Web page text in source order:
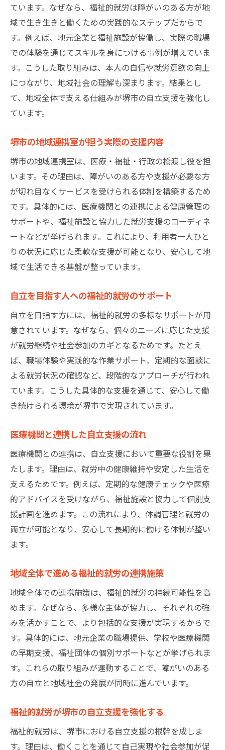
ています。なぜなら、福祉的就労は障がいのある方が地
域で生き生きと働くための実践的なステップだからで
す。例えば、地元企業と福祉施設が協働し、実際の職場
での体験を通じてスキルを身につける事例が増えていま
す。こうした取り組みは、本人の自信や就労意欲の向上
につながり、地域社会の理解も深まります。結果とし
て、地域全体で支える仕組みが堺市の自立支援を強化し
ています。
堺市の地域連携室が担う実際の支援内容
堺市の地域連携室は、医療・福祉・行政の橋渡し役を担
います。その理由は、障がいのある方や支援が必要な方
が切れ目なくサービスを受けられる体制を構築するため
です。具体的には、医療機関との連携による健康管理の
サポートや、福祉施設と協力した就労支援のコーディネ
ートなどが挙げられます。これにより、利用者一人ひと
りの状況に応じた柔軟な支援が可能となり、安心して地
域で生活できる基盤が整っています。
自立を目指す人への福祉的就労のサポート
自立を目指す方には、福祉的就労の多様なサポートが用
意されています。なぜなら、個々のニーズに応じた支援
が就労継続や社会参加のカギとなるためです。たとえ
ば、職場体験や実践的な作業サポート、定期的な面談に
よる就労状況の確認など、段階的なアプローチが行われ
ています。こうした具体的な支援を通じて、安心して働
き続けられる環境が堺市で実現されています。
医療機関と連携した自立支援の流れ
医療機関との連携は、自立支援において重要な役割を果
たします。理由は、就労中の健康維持や安定した生活を
支えるためです。例えば、定期的な健康チェックや医療
的アドバイスを受けながら、福祉施設と協力して個別支
援計画を進めます。この流れにより、体調管理と就労の
両立が可能となり、安心して長期的に働ける体制が整い
ます。
地域全体で進める福祉的就労の連携施策
地域全体での連携施策は、福祉的就労の持続可能性を高
めます。なぜなら、多様な主体が協力し、それぞれの強
みを活かすことで、より包括的な支援が実現するからで
す。具体的には、地元企業の職場提供、学校や医療機関
の早期支援、福祉団体の個別サポートなどが挙げられま
す。これらの取り組みが連動することで、障がいのある
方の自立と地域社会の発展が同時に進んでいます。
福祉的就労が堺市の自立支援を強化する
福祉的就労は、堺市における自立支援の根幹を成しま
す。理由は、働くことを通じて自己実現や社会参加が促